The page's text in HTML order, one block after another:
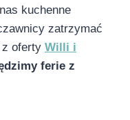
kuchenne
zatrzymać
z oferty Willi i
ferie z